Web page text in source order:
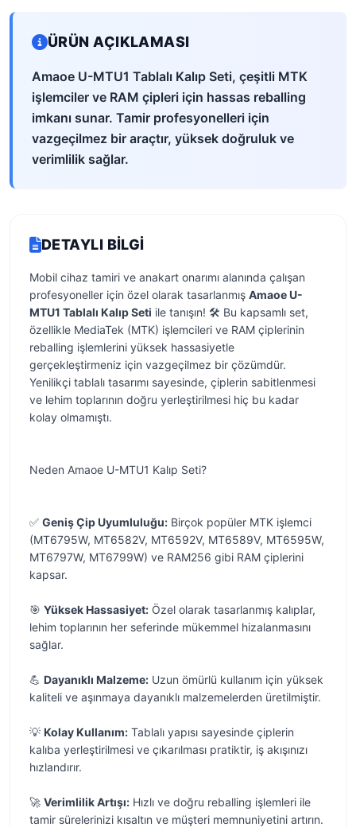
ÜRÜN AÇIKLAMASI
Amaoe U-MTU1 Tablalı Kalıp Seti, çeşitli MTK
işlemciler ve RAM çipleri için hassas reballing
imkanı sunar. Tamir profesyonelleri için
vazgeçilmez bir araçtır, yüksek doğruluk ve
verimlilik sağlar.
DETAYLI BILGI
Mobil cihaz tamiri ve anakart onarımı alanında çalışan
profesyoneller için özel olarak tasarlanmış Amaoe U-
MTU1 Tablalı Kalıp Seti ile tanışın! 🛠️ Bu kapsamlı set,
özellikle MediaTek (MTK) işlemcileri ve RAM çiplerinin
reballing işlemlerini yüksek hassasiyetle
gerçekleştirmeniz için vazgeçilmez bir çözümdür.
Yenilikçi tablalı tasarımı sayesinde, çiplerin sabitlenmesi
ve lehim toplarının doğru yerleştirilmesi hiç bu kadar
kolay olmamıştı.
Neden Amaoe U-MTU1 Kalıp Seti?
✅ Geniş Çip Uyumluluğu: Birçok popüler MTK işlemci
(MT6795W, MT6582V, MT6592V, MT6589V, MT6595W,
MT6797W, MT6799W) ve RAM256 gibi RAM çiplerini
kapsar.
🎯 Yüksek Hassasiyet: Özel olarak tasarlanmış kalıplar,
lehim toplarının her seferinde mükemmel hizalanmasını
sağlar.
💪 Dayanıklı Malzeme: Uzun ömürlü kullanım için yüksek
kaliteli ve aşınmaya dayanıklı malzemelerden üretilmiştir.
💡 Kolay Kullanım: Tablalı yapısı sayesinde çiplerin
kalıba yerleştirilmesi ve çıkarılması pratiktir, iş akışınızı
hızlandırır.
🚀 Verimlilik Artışı: Hızlı ve doğru reballing işlemleri ile
tamir sürelerinizi kısaltın ve müşteri memnuniyetini artırın.